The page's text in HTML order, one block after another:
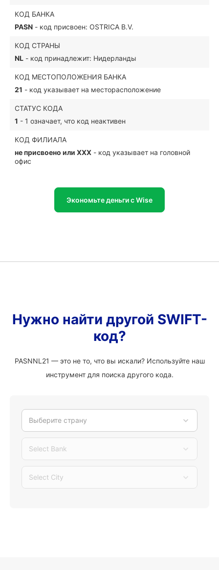
КОД БАНКА
PASN - код присвоен: OSTRICA B.V.
КОД СТРАНЫ
NL - код принадлежит: Нидерланды
КОД МЕСТОПОЛОЖЕНИЯ БАНКА
21 - код указывает на месторасположение
СТАТУС КОДА
1 - 1 означает, что код неактивен
КОД ФИЛИАЛА
не присвоено или XXX - код указывает на головной
офис
Экономьте деньги с Wise
Нужно найти другой SWIFT-
код?
PASNNL21 — это не то, что вы искали? Используйте наш
инструмент для поиска другого кода.
Выберите страну
Select Bank
Select City